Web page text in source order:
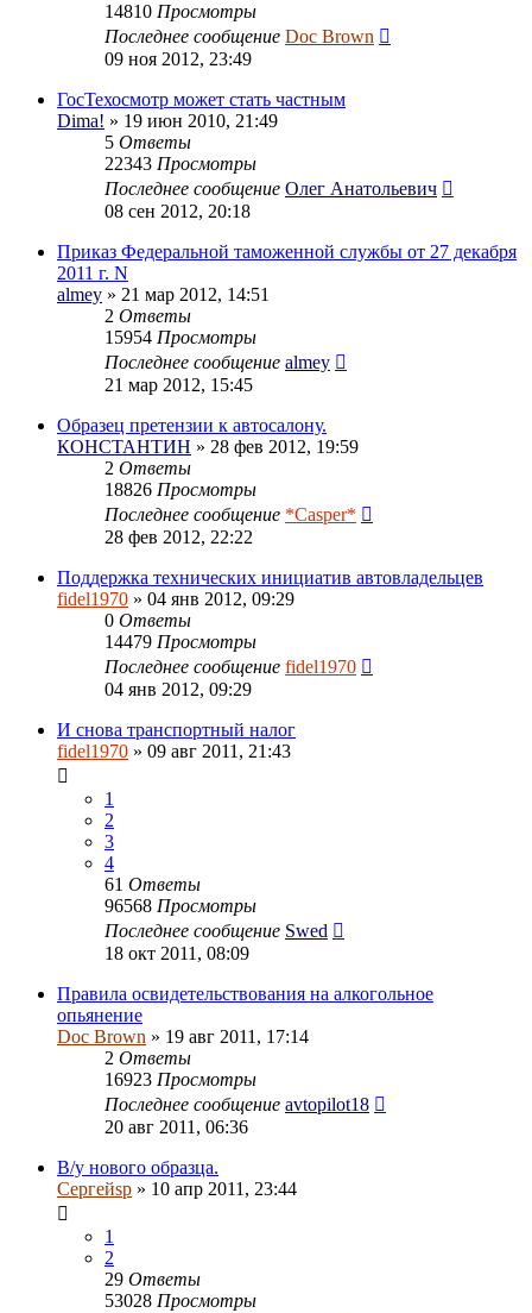
14810 Просмотры
Последнее сообщение Doc Brown
09 ноя 2012, 23:49
ГосТехосмотр может стать частным
Dima! » 19 июн 2010, 21:49
5 Ответы
22343 Просмотры
Последнее сообщение Олег Анатольевич
08 сен 2012, 20:18
Приказ Федеральной таможенной службы от 27 декабря
2011 г. N
almey » 21 мар 2012, 14:51
2 Ответы
15954 Просмотры
Последнее сообщение almey
21 мар 2012, 15:45
Образец претензии к автосалону.
КОНСТАНТИН » 28 фев 2012, 19:59
2 Ответы
18826 Просмотры
Последнее сообщение *Casper*
28 фев 2012, 22:22
Поддержка технических инициатив автовладельцев
fidel1970 » 04 янв 2012, 09:29
0 Ответы
14479 Просмотры
Последнее сообщение fidel1970
04 янв 2012, 09:29
И снова транспортный налог
fidel1970 » 09 авг 2011, 21:43
1
2
3
4
61 Ответы
96568 Просмотры
Последнее сообщение Swed
18 окт 2011, 08:09
Правила освидетельствования на алкогольное
опьянение
Doc Brown » 19 авг 2011, 17:14
2 Ответы
16923 Просмотры
Последнее сообщение avtopilot18
20 авг 2011, 06:36
В/у нового образца.
Сергейsp » 10 апр 2011, 23:44
1
2
29 Ответы
53028 Просмотры